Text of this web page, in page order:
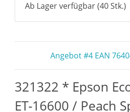
Ab Lager verfügbar (40 Stk.)
Angebot #4 EAN
321322 * Epson
ET-16600 / Peach